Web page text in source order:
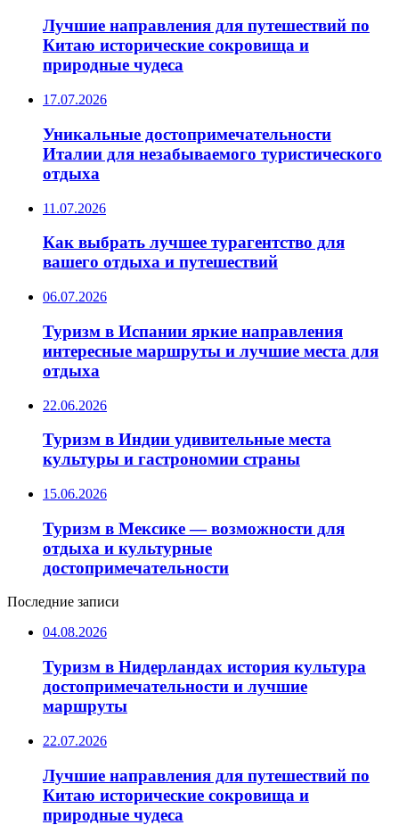
Лучшие направления для путешествий по
Китаю исторические сокровища и
природные чудеса
17.07.2026
Уникальные достопримечательности
Италии для незабываемого туристического
отдыха
11.07.2026
Как выбрать лучшее турагентство для
вашего отдыха и путешествий
06.07.2026
Туризм в Испании яркие направления
интересные маршруты и лучшие места для
отдыха
22.06.2026
Туризм в Индии удивительные места
культуры и гастрономии страны
15.06.2026
Туризм в Мексике — возможности для
отдыха и культурные
достопримечательности
Последние записи
04.08.2026
Туризм в Нидерландах история культура
достопримечательности и лучшие
маршруты
22.07.2026
Лучшие направления для путешествий по
Китаю исторические сокровища и
природные чудеса